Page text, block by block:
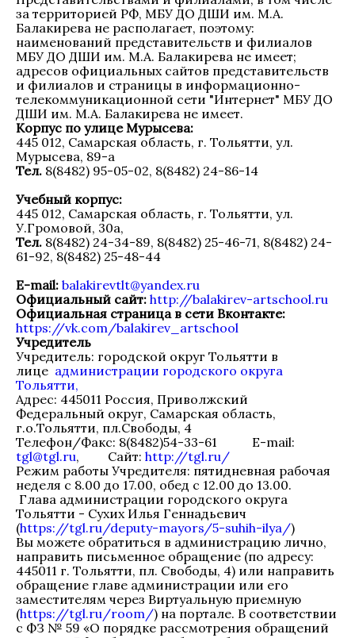
за территорией РФ, МБУ ДО ДШИ им. М.А.
Балакирева не располагает, поэтому:
наименований представительств и филиалов
МБУ ДО ДШИ им. М.А. Балакирева не имеет;
адресов официальных сайтов представительств
и филиалов и страницы в информационно-
телекоммуникационной сети "Интернет" МБУ ДО
ДШИ им. М.А. Балакирева не имеет.
Корпус по улице Мурысева:
445 012, Самарская область, г. Тольятти, ул.
Мурысева, 89-а
Тел. 8(8482) 95-05-02, 8(8482) 24-86-14
Учебный корпус:
445 012, Самарская область, г. Тольятти, ул.
У.Громовой, 30а,
Тел. 8(8482) 24-34-89, 8(8482) 25-46-71, 8(8482) 24-
61-92, 8(8482) 25-48-44
E-mail: balakirevtlt@yandex.ru
Официальный сайт: http://balakirev-artschool.ru
Официальная страница в сети Вконтакте:
https://vk.com/balakirev_artschool
Учредитель
Учредитель: городской округ Тольятти в
лице администрации городского округа
Тольятти,
Адрес: 445011 Россия, Приволжский
Федеральный округ, Самарская область,
г.о.Тольятти, пл.Свободы, 4
Телефон/Факс: 8(8482)54-33-61 E-mail:
tgl@tgl.ru, Сайт: http://tgl.ru/
Режим работы Учредителя: пятидневная рабочая
неделя с 8.00 до 17.00, обед с 12.00 до 13.00.
Глава администрации городского округа
Тольятти - Сухих Илья Геннадьевич
(https://tgl.ru/deputy-mayors/5-suhih-ilya/)
Вы можете обратиться в администрацию лично,
направить письменное обращение (по адресу:
445011 г. Тольятти, пл. Свободы, 4) или направить
обращение главе администрации или его
заместителям через Виртуальную приемную
(https://tgl.ru/room/) на портале. В соответствии
с ФЗ № 59 «О порядке рассмотрения обращений